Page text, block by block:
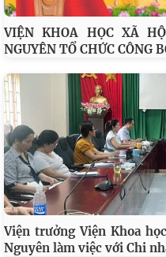
VIỆN KHOA HỌC XÃ
NGUYÊN TỔ CHỨC CÔNG
Viện trưởng Viện Khoa
Nguyên làm việc với Chi